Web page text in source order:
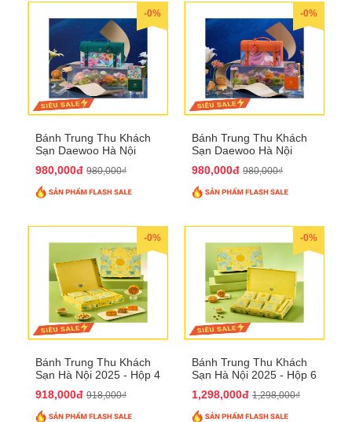
-0%
Bánh Trung Thu Khách
Sạn Daewoo Hà Nội
QTTT30
980,000đ 980,000₫
-0%
Bánh Trung Thu Khách
Sạn Daewoo Hà Nội
QTTT31
980,000đ 980,000₫
-0%
Bánh Trung Thu Khách
Sạn Hà Nội 2025 - Hộp 4
918,000đ 918,000₫
-0%
Bánh Trung Thu Khách
Sạn Hà Nội 2025 - Hộp 6
1,298,000đ 1,298,000₫